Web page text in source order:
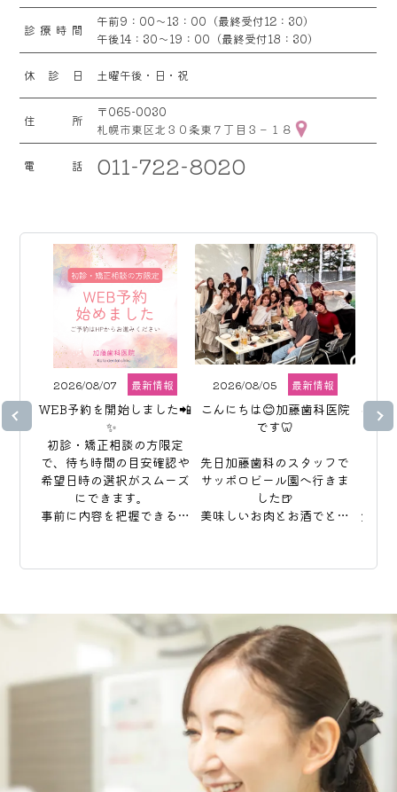
診療時間
午前9：00～13：00（最終受付12：30）
午後14：30～19：00（最終受付18：30）
休診日 土曜午後・日・祝
住所
〒065-0030
札幌市東区北３０条東７丁目３－１８
電話 011-722-8020
2026/08/07 最新情報
WEB予約を開始しました📲
✨
初診・矯正相談の方限定
で、待ち時間の目安確認や
希望日時の選択がスムーズ
にできます。
事前に内容を把握できるの
ご来院前の準備にもお役立
2026/08/05 最新情報
こんにちは😊加藤歯科医院
です🦷
先日加藤歯科のスタッフで
サッポロビール園へ行きま
した🍺
美味しいお肉とお酒でとっ
気もありいつもより沢山食
ジしたので夏休み中の診療
も元気いっぱいやっていき
ますっ！！
#東区予防歯科
#札幌矯正歯科
#ママとこどものはいしゃさ
ん
#インビザライン
#プレオルソ
こん
生え
生に
お子